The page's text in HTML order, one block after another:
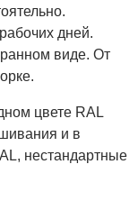
дней.
виде. От
цвете RAL
и в
нестандартные